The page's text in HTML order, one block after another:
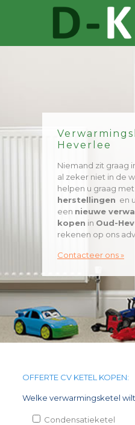
Heverlee
Niemand zit graag
al zeker niet in de
helpen u graag met
herstellingen en
een nieuwe
kopen in Oud-
rekenen op ons
Contacteer ons »
OFFERTE CV KETEL KOPEN:
Welke verwarmingsketel
Condensatieketel